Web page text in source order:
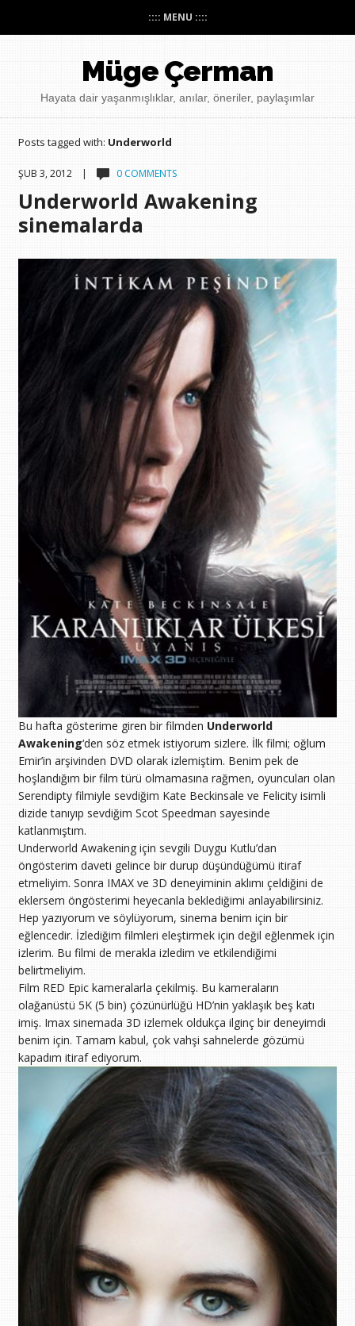
:::: MENU ::::
Müge Çerman
Hayata dair yaşanmışlıklar, anılar, öneriler, paylaşımlar
Posts tagged with: Underworld
ŞUB 3, 2012 | 0 COMMENTS
Underworld Awakening
sinemalarda
Bu hafta gösterime giren bir filmden Underworld
Awakening‘den söz etmek istiyorum sizlere. İlk filmi; oğlum
Emir’in arşivinden DVD olarak izlemiştim. Benim pek de
hoşlandığım bir film türü olmamasına rağmen, oyuncuları olan
Serendipty filmiyle sevdiğim Kate Beckinsale ve Felicity isimli
dizide tanıyıp sevdiğim Scot Speedman sayesinde
katlanmıştım.
Underworld Awakening için sevgili Duygu Kutlu’dan
öngösterim daveti gelince bir durup düşündüğümü itiraf
etmeliyim. Sonra IMAX ve 3D deneyiminin aklımı çeldiğini de
eklersem öngösterimi heyecanla beklediğimi anlayabilirsiniz.
Hep yazıyorum ve söylüyorum, sinema benim için bir
eğlencedir. İzlediğim filmleri eleştirmek için değil eğlenmek için
izlerim. Bu filmi de merakla izledim ve etkilendiğimi
belirtmeliyim.
Film RED Epic kameralarla çekilmiş. Bu kameraların
olağanüstü 5K (5 bin) çözünürlüğü HD’nin yaklaşık beş katı
imiş. Imax sinemada 3D izlemek oldukça ilginç bir deneyimdi
benim için. Tamam kabul, çok vahşi sahnelerde gözümü
kapadım itiraf ediyorum.